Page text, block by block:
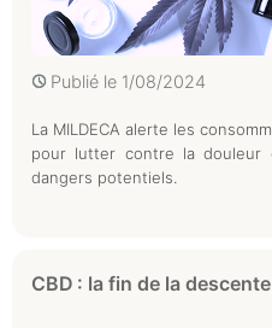
Publié le 1/08/2024
La MILDECA alerte les
pour lutter contre la douleur
dangers potentiels.
CBD : la fin de la